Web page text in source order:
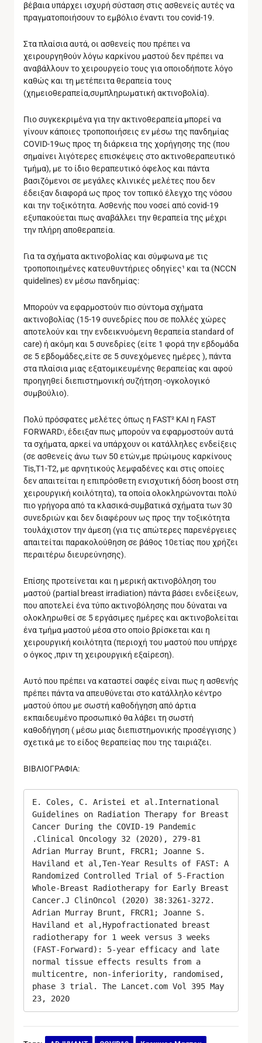
βέβαια υπάρχει ισχυρή σύσταση στις ασθενείς αυτές να
πραγματοποιήσουν το εμβόλιο έναντι του covid-19.
Στα πλαίσια αυτά, οι ασθενείς που πρέπει να
χειρουργηθούν λόγω καρκίνου μαστού δεν πρέπει να
αναβάλλουν το χειρουργείο τους για οποιοδήποτε λόγο
καθώς και τη μετέπειτα θεραπεία τους
(χημειοθεραπεία,συμπληρωματική ακτινοβολία).
Πιο συγκεκριμένα για την ακτινοθεραπεία μπορεί να
γίνουν κάποιες τροποποιήσεις εν μέσω της πανδημίας
COVID-19ως προς τη διάρκεια της χορήγησης της (που
σημαίνει λιγότερες επισκέψεις στο ακτινοθεραπευτικό
τμήμα), με το ίδιο θεραπευτικό όφελος και πάντα
βασιζόμενοι σε μεγάλες κλινικές μελέτες που δεν
έδειξαν διαφορά ως προς τον τοπικό έλεγχο της νόσου
και την τοξικότητα. Ασθενής που νοσεί από covid-19
εξυπακούεται πως αναβάλλει την θεραπεία της μέχρι
την πλήρη αποθεραπεία.
Για τα σχήματα ακτινοβολίας και σύμφωνα με τις
τροποποιημένες κατευθυντήριες οδηγίες¹ και τα (NCCN
quidelines) εν μέσω πανδημίας:
Μπορούν να εφαρμοστούν πιο σύντομα σχήματα
ακτινοβολίας (15-19 συνεδρίες που σε πολλές χώρες
αποτελούν και την ενδεικνυόμενη θεραπεία standard of
care) ή ακόμη και 5 συνεδρίες (είτε 1 φορά την εβδομάδα
σε 5 εβδομάδες,είτε σε 5 συνεχόμενες ημέρες ), πάντα
στα πλαίσια μιας εξατομικευμένης θεραπείας και αφού
προηγηθεί διεπιστημονική συζήτηση -ογκολογικό
συμβούλιο).
Πολύ πρόσφατες μελέτες όπως η FAST² KAI η FAST
FORWARDᶾ, έδειξαν πως μπορούν να εφαρμοστούν αυτά
τα σχήματα, αρκεί να υπάρχουν οι κατάλληλες ενδείξεις
(σε ασθενείς άνω των 50 ετών,με πρώιμους καρκίνους
Τis,T1-Τ2, με αρνητικούς λεμφαδένες και στις οποίες
δεν απαιτείται η επιπρόσθετη ενισχυτική δόση boost στη
χειρουργική κοιλότητα), τα οποία ολοκληρώνονται πολύ
πιο γρήγορα από τα κλασικά-συμβατικά σχήματα των 30
συνεδριών και δεν διαφέρουν ως προς την τοξικότητα
τουλάχιστον την άμεση (για τις απώτερες παρενέργειες
απαιτείται παρακολούθηση σε βάθος 10ετίας που χρήζει
περαιτέρω διευρεύνησης).
Επίσης προτείνεται και η μερική ακτινοβόληση του
μαστού (partial breast irradiation) πάντα βάσει ενδείξεων,
που αποτελεί ένα τύπο ακτινοβόλησης που δύναται να
ολοκληρωθεί σε 5 εργάσιμες ημέρες και ακτινοβολείται
ένα τμήμα μαστού μέσα στο οποίο βρίσκεται και η
χειρουργική κοιλότητα (περιοχή του μαστού που υπήρχε
ο όγκος ,πριν τη χειρουργική εξαίρεση).
Αυτό που πρέπει να καταστεί σαφές είναι πως η ασθενής
πρέπει πάντα να απευθύνεται στο κατάλληλο κέντρο
μαστού όπου με σωστή καθοδήγηση από άρτια
εκπαιδευμένο προσωπικό θα λάβει τη σωστή
καθοδήγηση ( μέσω μιας διεπιστημονικής προσέγγισης )
σχετικά με το είδος θεραπείας που της ταιριάζει.
ΒΙΒΛΙΟΓΡΑΦΙΑ:
E. Coles, C. Aristei et al.International
Guidelines on Radiation Therapy for Breast
Cancer During the COVID-19 Pandemic
.Clinical Oncology 32 (2020), 279-81
Adrian Murray Brunt, FRCR1; Joanne S.
Haviland et al,Ten-Year Results of FAST: A
Randomized Controlled Trial of 5-Fraction
Whole-Breast Radiotherapy for Early Breast
Cancer.J ClinOncol (2020) 38:3261-3272.
Adrian Murray Brunt, FRCR1; Joanne S.
Haviland et al,Hypofractionated breast
radiotherapy for 1 week versus 3 weeks
(FAST-Forward): 5-year efficacy and late
normal tissue effects results from a
multicentre, non-inferiority, randomised,
phase 3 trial. The Lancet.com Vol 395 May
23, 2020